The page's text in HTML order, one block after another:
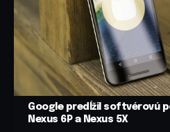
Google predĺžil softvérovú
Nexus 6P a Nexus 5X